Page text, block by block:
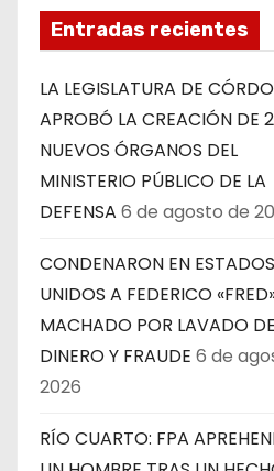
Entradas recientes
LA LEGISLATURA DE
APROBÓ LA CREACIÓN DE
NUEVOS ÓRGANOS DEL
MINISTERIO PÚBLICO DE LA
DEFENSA 6 de agosto de
CONDENARON EN ESTADOS
UNIDOS A FEDERICO
MACHADO POR LAVADO DE
DINERO Y FRAUDE 6 de
2026
RÍO CUARTO: FPA